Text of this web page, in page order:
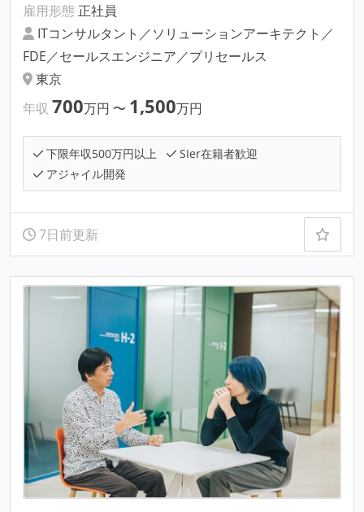
雇用形態 正社員
ITコンサルタント／ソリューションアーキテクト／
FDE／セールスエンジニア／プリセールス
東京
年収 700万円 〜 1,500万円
下限年収500万円以上
SIer在籍者歓迎
アジャイル開発
7日前更新